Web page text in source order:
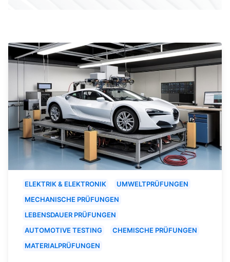
ELEKTRIK & ELEKTRONIK
UMWELTPRÜFUNGEN
MECHANISCHE PRÜFUNGEN
LEBENSDAUER PRÜFUNGEN
AUTOMOTIVE TESTING
CHEMISCHE PRÜFUNGEN
MATERIALPRÜFUNGEN